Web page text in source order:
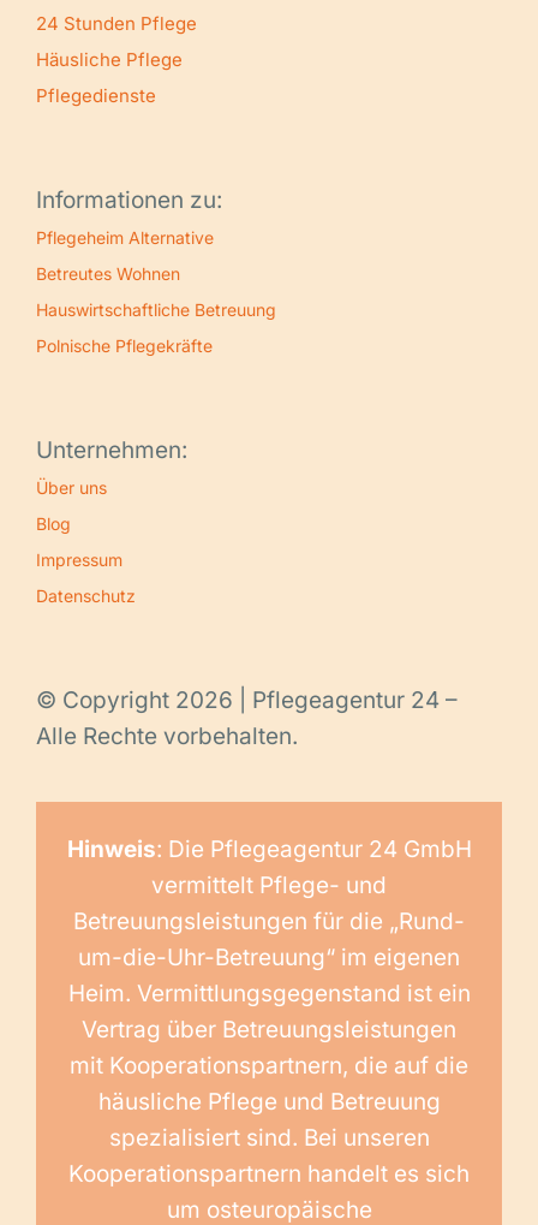
24 Stunden Pflege
Häusliche Pflege
Pflegedienste
Informationen zu:
Pflegeheim Alternative
Betreutes Wohnen
Hauswirtschaftliche Betreuung
Polnische Pflegekräfte
Unternehmen:
Über uns
Blog
Impressum
Datenschutz
© Copyright 2026 | Pflegeagentur 24 –
Alle Rechte vorbehalten.
Hinweis: Die Pflegeagentur 24 GmbH
vermittelt Pflege- und
Betreuungsleistungen für die „Rund-
um-die-Uhr-Betreuung“ im eigenen
Heim. Vermittlungsgegenstand ist ein
Vertrag über Betreuungsleistungen
mit Kooperationspartnern, die auf die
häusliche Pflege und Betreuung
spezialisiert sind. Bei unseren
Kooperationspartnern handelt es sich
um osteuropäische